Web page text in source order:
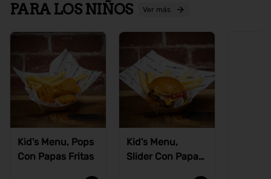
PARA LOS NIÑOS Ver más
Kid's Menu, Pops
Con Papas Fritas
Kid's Menu,
Slider Con Papas